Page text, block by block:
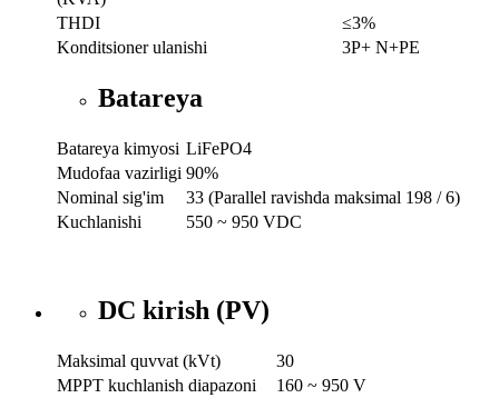
THDI
≤3%
Konditsioner ulanishi
3P+ N+PE
Batareya
Batareya kimyosi LiFePO4
Mudofaa vazirligi 90%
Nominal sig'im
33 (Parallel ravishda maksimal 198 / 6)
Kuchlanishi
550 ~ 950 VDC
DC kirish (PV)
Maksimal quvvat (kVt)
30
MPPT kuchlanish diapazoni
160 ~ 950 V